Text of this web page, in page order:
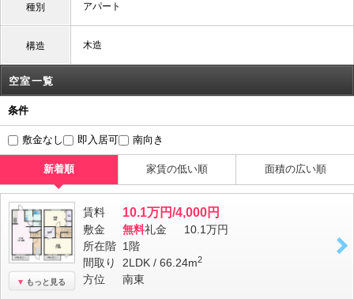
種別 アパート
構造 木造
空室一覧
条件
敷金なし 即入居可 南向き
新着順 家賃の低い順 面積の広い順
もっと見る
賃料 10.1万円/4,000円
敷金 無料礼金
10.1万円
所在階 1階
間取り
2LDK / 66.24m2
方位 南東